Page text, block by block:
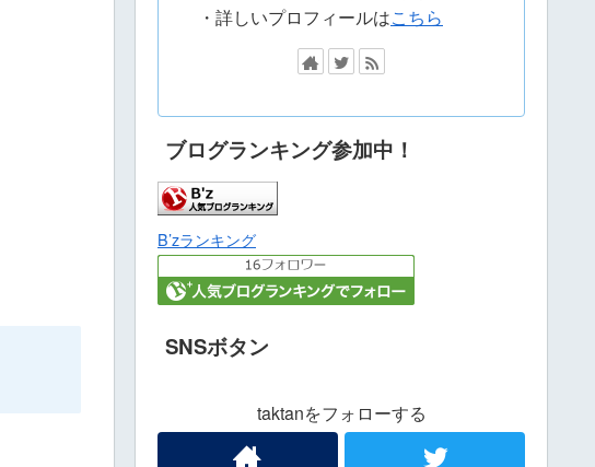
・詳しいプロフィールはこちら
ブログランキング参加中！
B’zランキング
SNSボタン
taktanをフォローする